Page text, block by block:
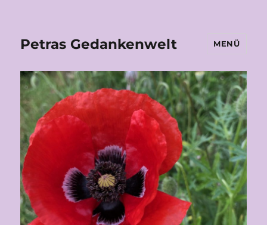
Petras Gedankenwelt MENÜ